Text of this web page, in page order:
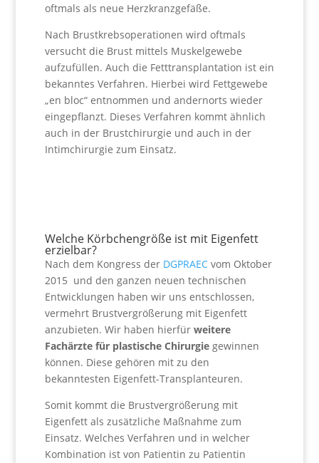
oftmals als neue Herzkranzgefäße.
Nach Brustkrebsoperationen wird oftmals
versucht die Brust mittels Muskelgewebe
aufzufüllen. Auch die Fetttransplantation ist ein
bekanntes Verfahren. Hierbei wird Fettgewebe
„en bloc“ entnommen und andernorts wieder
eingepflanzt. Dieses Verfahren kommt ähnlich
auch in der Brustchirurgie und auch in der
Intimchirurgie zum Einsatz.
Welche Körbchengröße ist mit Eigenfett
erzielbar?
Nach dem Kongress der DGPRAECvom Oktober
2015 und den ganzen neuen technischen
Entwicklungen haben wir uns entschlossen,
vermehrt Brustvergrößerung mit Eigenfett
anzubieten. Wir haben hierfür weitere
Fachärzte für plastische Chirurgiegewinnen
können. Diese gehören mit zu den
bekanntesten Eigenfett-Transplanteuren.
Somit kommt die Brustvergrößerung mit
Eigenfett als zusätzliche Maßnahme zum
Einsatz. Welches Verfahren und in welcher
Kombination ist von Patientin zu Patientin